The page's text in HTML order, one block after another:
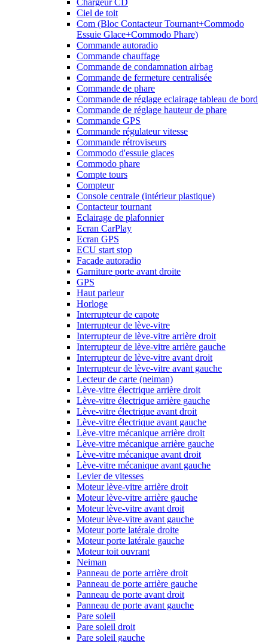
Chargeur CD
Ciel de toit
Com (Bloc Contacteur Tournant+Commodo
Essuie Glace+Commodo Phare)
Commande autoradio
Commande chauffage
Commande de condamnation airbag
Commande de fermeture centralisée
Commande de phare
Commande de réglage eclairage tableau de bord
Commande de réglage hauteur de phare
Commande GPS
Commande régulateur vitesse
Commande rétroviseurs
Commodo d'essuie glaces
Commodo phare
Compte tours
Compteur
Console centrale (intérieur plastique)
Contacteur tournant
Eclairage de plafonnier
Ecran CarPlay
Ecran GPS
ECU start stop
Facade autoradio
Garniture porte avant droite
GPS
Haut parleur
Horloge
Interrupteur de capote
Interrupteur de lève-vitre
Interrupteur de lève-vitre arrière droit
Interrupteur de lève-vitre arrière gauche
Interrupteur de lève-vitre avant droit
Interrupteur de lève-vitre avant gauche
Lecteur de carte (neiman)
Lève-vitre électrique arrière droit
Lève-vitre électrique arrière gauche
Lève-vitre électrique avant droit
Lève-vitre électrique avant gauche
Lève-vitre mécanique arrière droit
Lève-vitre mécanique arrière gauche
Lève-vitre mécanique avant droit
Lève-vitre mécanique avant gauche
Levier de vitesses
Moteur lève-vitre arrière droit
Moteur lève-vitre arrière gauche
Moteur lève-vitre avant droit
Moteur lève-vitre avant gauche
Moteur porte latérale droite
Moteur porte latérale gauche
Moteur toit ouvrant
Neiman
Panneau de porte arrière droit
Panneau de porte arrière gauche
Panneau de porte avant droit
Panneau de porte avant gauche
Pare soleil
Pare soleil droit
Pare soleil gauche